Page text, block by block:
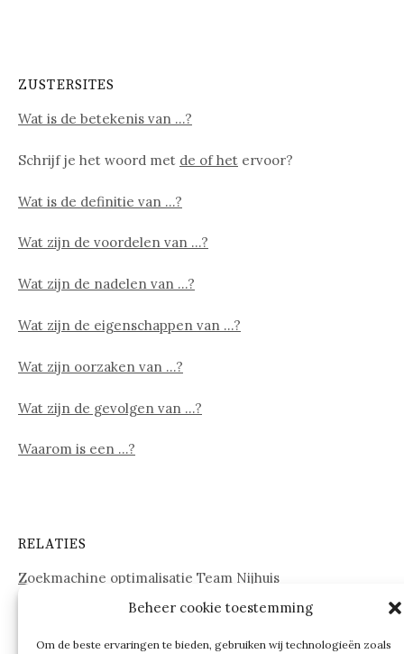
Beheer cookie toestemming
Om de beste ervaringen te bieden, gebruiken wij technologieën zoals
ZUSTERSITES
Wat is de betekenis van …?
Schrijf je het woord met de of het ervoor?
Wat is de definitie van …?
Wat zijn de voordelen van …?
Wat zijn de nadelen van …?
Wat zijn de eigenschappen van …?
Wat zijn oorzaken van …?
Wat zijn de gevolgen van …?
Waarom is een …?
RELATIES
Zoekmachine optimalisatie Team Nijhuis